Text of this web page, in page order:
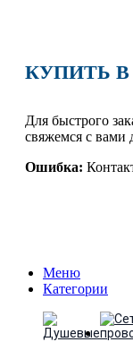
КУПИТЬ В
Для быстрого
свяжемся с вами
Ошибка:
Меню
Категории